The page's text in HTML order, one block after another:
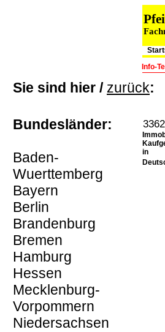
Info-
Sie sind hier / zurück:
Bundesländer:
Baden-
Wuerttemberg
Bayern
Berlin
Brandenburg
Bremen
Hamburg
Hessen
Mecklenburg-
Vorpommern
Niedersachsen
in